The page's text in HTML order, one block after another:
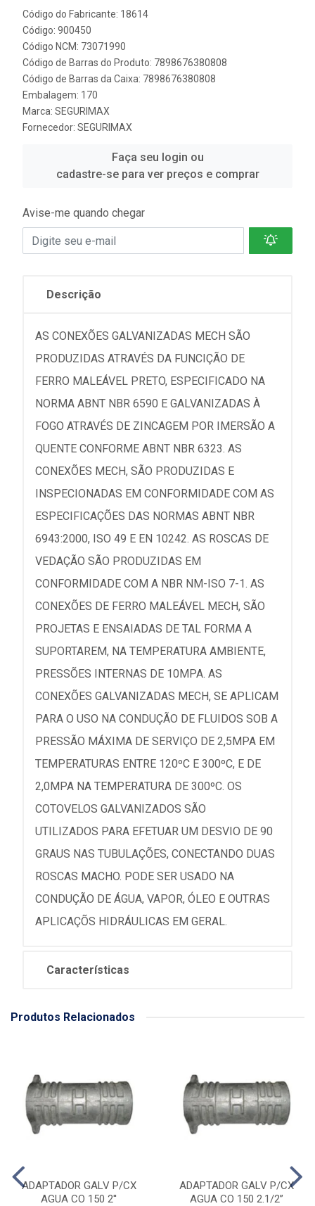
Código do Fabricante: 18614
Código: 900450
Código NCM: 73071990
Código de Barras do Produto: 7898676380808
Código de Barras da Caixa: 7898676380808
Embalagem: 170
Marca: SEGURIMAX
Fornecedor: SEGURIMAX
Faça seu login ou
cadastre-se para ver preços e comprar
Avise-me quando chegar
Descrição
AS CONEXÕES GALVANIZADAS MECH SÃO
PRODUZIDAS ATRAVÉS DA FUNCIÇÃO DE
FERRO MALEÁVEL PRETO, ESPECIFICADO NA
NORMA ABNT NBR 6590 E GALVANIZADAS À
FOGO ATRAVÉS DE ZINCAGEM POR IMERSÃO A
QUENTE CONFORME ABNT NBR 6323. AS
CONEXÕES MECH, SÃO PRODUZIDAS E
INSPECIONADAS EM CONFORMIDADE COM AS
ESPECIFICAÇÕES DAS NORMAS ABNT NBR
6943:2000, ISO 49 E EN 10242. AS ROSCAS DE
VEDAÇÃO SÃO PRODUZIDAS EM
CONFORMIDADE COM A NBR NM-ISO 7-1. AS
CONEXÕES DE FERRO MALEÁVEL MECH, SÃO
PROJETAS E ENSAIADAS DE TAL FORMA A
SUPORTAREM, NA TEMPERATURA AMBIENTE,
PRESSÕES INTERNAS DE 10MPA. AS
CONEXÕES GALVANIZADAS MECH, SE APLICAM
PARA O USO NA CONDUÇÃO DE FLUIDOS SOB A
PRESSÃO MÁXIMA DE SERVIÇO DE 2,5MPA EM
TEMPERATURAS ENTRE 120ºC E 300ºC, E DE
2,0MPA NA TEMPERATURA DE 300ºC. OS
COTOVELOS GALVANIZADOS SÃO
UTILIZADOS PARA EFETUAR UM DESVIO DE 90
GRAUS NAS TUBULAÇÕES, CONECTANDO DUAS
ROSCAS MACHO. PODE SER USADO NA
CONDUÇÃO DE ÁGUA, VAPOR, ÓLEO E OUTRAS
APLICAÇÕS HIDRÁULICAS EM GERAL.
Características
Produtos Relacionados
ADAPTADOR GALV P/CX
AGUA CO 150 2''
ADAPTADOR GALV P/CX
AGUA CO 150 2.1/2”